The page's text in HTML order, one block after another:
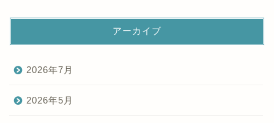
アーカイブ
2026年7月
2026年5月